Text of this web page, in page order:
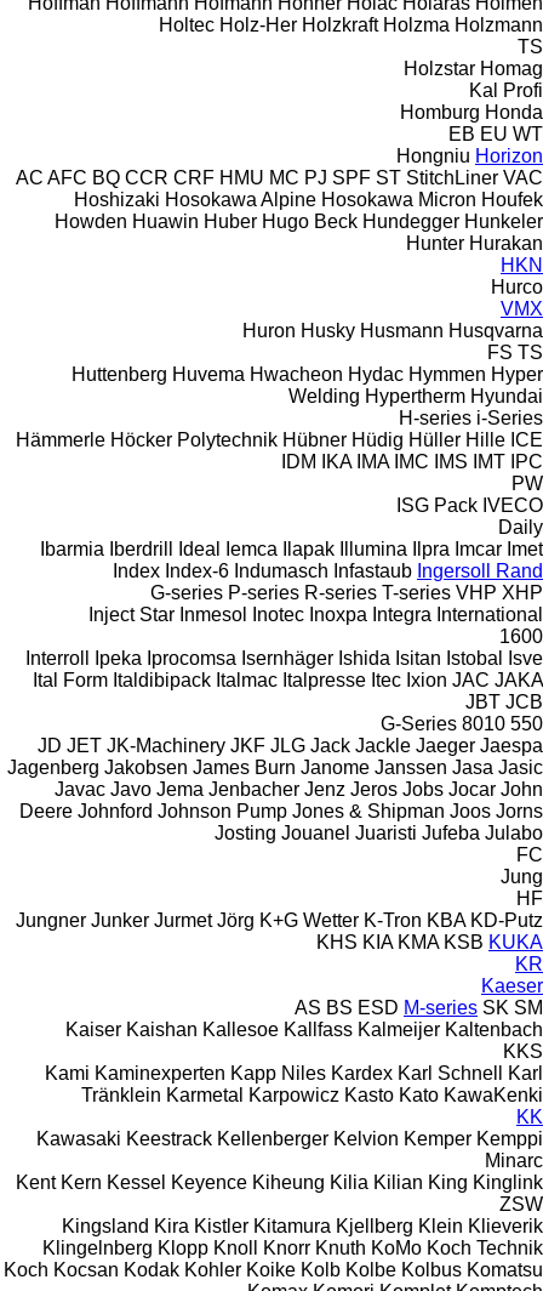
Holtec Holz-Her Holzkraft Holzma Holzmann
TS
Holzstar Homag
Kal
Profi
Homburg Honda
EB EU WT
Hongniu Horizon
AC AFC BQ CCR CRF HMU MC PJ SPF ST StitchLiner VAC
Hoshizaki Hosokawa Alpine Hosokawa Micron Houfek
Howden Huawin Huber Hugo Beck Hundegger Hunkeler
Hunter Hurakan
HKN
Hurco
VMX
Huron Husky Husmann Husqvarna
FS TS
Huttenberg Huvema Hwacheon Hydac Hymmen Hyper
Welding Hypertherm Hyundai
H-series i-Series
Hämmerle Höcker Polytechnik Hübner Hüdig Hüller Hille ICE
IDM
IKA IMA IMC IMS IMT IPC
PW
ISG Pack IVECO
Daily
Ibarmia
Iberdrill Ideal Iemca Ilapak Illumina Ilpra Imcar Imet
Index Index-6 Indumasch Infastaub Ingersoll Rand
G-series P-series R-series T-series VHP XHP
Inject Star Inmesol Inotec Inoxpa Integra International
1600
Interroll
Ipeka Iprocomsa Isernhäger Ishida Isitan Istobal
Isve
Ital Form Italdibipack Italmac Italpresse Itec Ixion JAC JAKA
JBT JCB
550
8010
G-Series
JD JET JK-Machinery JKF JLG Jack Jackle Jaeger Jaespa
Jagenberg Jakobsen James Burn Janome Janssen Jasa Jasic
Javac Javo Jema Jenbacher Jenz Jeros Jobs Jocar John
Deere Johnford Johnson Pump Jones & Shipman Joos Jorns
Josting Jouanel Juaristi Jufeba Julabo
FC
Jung
HF
Jungner Junker Jurmet Jörg K+G Wetter K-Tron KBA KD-Putz
KHS KIA KMA KSB KUKA
KR
Kaeser
AS BS ESD M-series SK SM
Kaiser Kaishan Kallesoe Kallfass Kalmeijer Kaltenbach
KKS
Kami Kaminexperten Kapp Niles Kardex Karl Schnell
Karl
Tränklein Karmetal Karpowicz Kasto Kato KawaKenki
KK
Kawasaki Keestrack Kellenberger Kelvion Kemper Kemppi
Minarc
Kent Kern Kessel Keyence Kiheung Kilia Kilian King Kinglink
ZSW
Kingsland Kira Kistler Kitamura Kjellberg Klein Klieverik
Klingelnberg Klopp Knoll Knorr Knuth KoMo Koch Technik
Koch Kocsan Kodak Kohler Koike Kolb Kolbe Kolbus Komatsu